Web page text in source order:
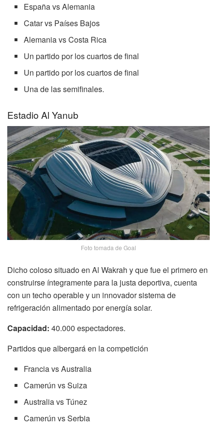
España vs Alemania
Catar vs Países Bajos
Alemania vs Costa Rica
Un partido por los cuartos de final
Un partido por los cuartos de final
Una de las semifinales.
Estadio Al Yanub
Foto tomada de Goal
Dicho coloso situado en Al Wakrah y que fue el primero en
construirse íntegramente para la justa deportiva, cuenta
con un techo operable y un innovador sistema de
refrigeración alimentado por energía solar.
Capacidad: 40.000 espectadores.
Partidos que albergará en la competición
Francia vs Australia
Camerún vs Suiza
Australia vs Túnez
Camerún vs Serbia